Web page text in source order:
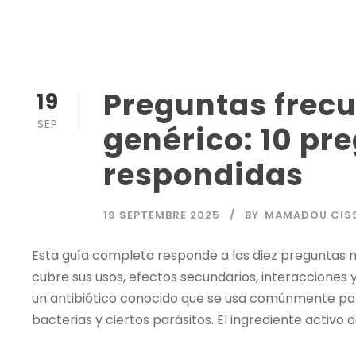
19
SEP
Preguntas
genérico: 10
respondidas
19 SEPTEMBRE 2025 BY MAMADOU
Esta guía completa responde a las diez preguntas
cubre sus usos, efectos secundarios, interacciones
un antibiótico conocido que se usa comúnmente
bacterias y ciertos parásitos. El ingrediente activo